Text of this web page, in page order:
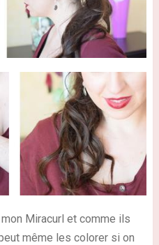
Miracurl et comme ils
même les colorer si on